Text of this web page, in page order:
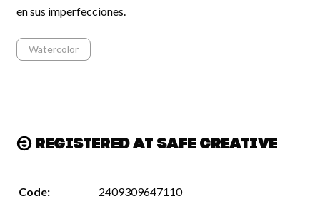
en sus imperfecciones.
Watercolor
Registered at Safe Creative
Code:
2409309647110